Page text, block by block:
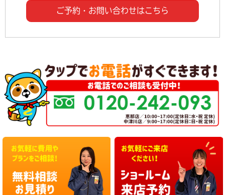
ご予約・お問い合わせはこちら